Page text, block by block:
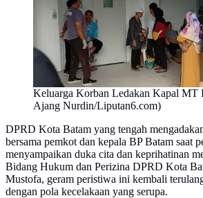
Keluarga Korban Ledakan Kapal MT
Ajang Nurdin/Liputan6.com)
DPRD Kota Batam yang tengah
bersama pemkot dan kepala BP Batam saat
menyampaikan duka cita dan keprihatinan
Bidang Hukum dan Perizina DPRD Kota
Mustofa, geram peristiwa ini kembali
dengan pola kecelakaan yang serupa.